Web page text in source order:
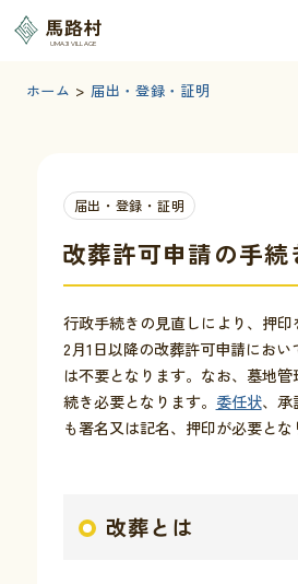
馬路村
UMAJI VILLAGE
ホーム > 届出・登録・証明
届出・登録・証明
改葬許可申請の手続
行政手続きの見直しにより、押印
2月1日以降の改葬許可申請にお
は不要となります。なお、墓地
続き必要となります。 委任状、承
も署名又は記名、押印が必要とな
改葬とは
くらしの情報
観光・イベント
移住・定住
文字サイズ 標準